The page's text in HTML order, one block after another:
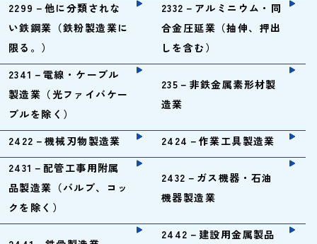
2299－他に分類されな
い鉄鋼業（鉄粉製造業に
限る。）
2332－アルミニウム・同
合金圧延業（抽伸、押出
しを含む）
2341－電線・ケーブル
製造業（光ファイバケー
ブルを除く）
235－非鉄金属素形材製
造業
2422－機械刃物製造業
2424－作業工具製造業
2431－配管工事用附属
品製造業（バルブ、コッ
クを除く）
2432－ガス機器・石油
機器製造業
2442－建設用金属製品